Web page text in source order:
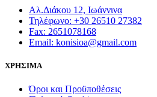
Αλ.Διάκου 12, Ιωάννινα
Τηλέφωνο: +30 26510 27382
Fax: 2651078168
Email: konisioa@gmail.com
ΧΡΗΣΙΜΑ
Όροι και Προϋποθέσεις